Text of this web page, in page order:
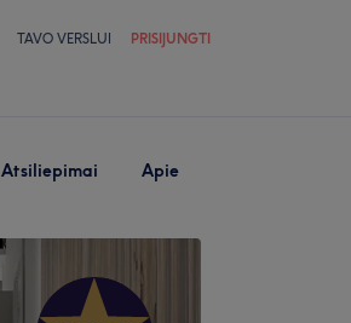
TAVO VERSLUI PRISIJUNGTI
Atsiliepimai Apie